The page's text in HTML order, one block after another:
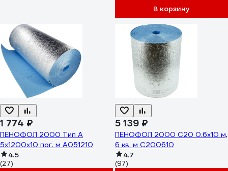
В корзину
1 774 ₽
ПЕНОФОЛ 2000 Тип А
5x1200x10 пог. м А051210
4.5
(27)
5 139 ₽
ПЕНОФОЛ 2000 С20 0.6х10 м,
6 кв. м С200610
4.7
(97)